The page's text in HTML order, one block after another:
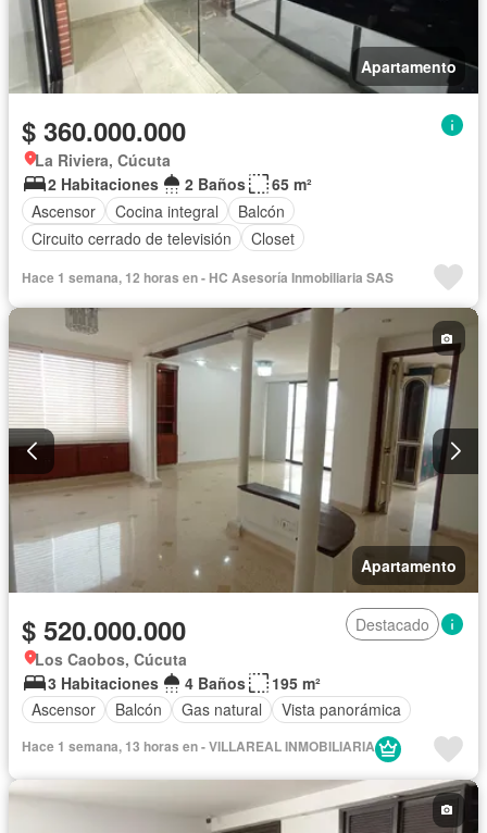
Apartamento
$ 360.000.000
La Riviera, Cúcuta
2 Habitaciones
2 Baños
65 m²
Ascensor
Cocina integral
Balcón
Circuito cerrado de televisión
Closet
Hace 1 semana, 12 horas en - HC Asesoría Inmobiliaria SAS
Apartamento
$ 520.000.000
Destacado
Los Caobos, Cúcuta
3 Habitaciones
4 Baños
195 m²
Ascensor
Balcón Gas natural Vista panorámica
Hace 1 semana, 13 horas en - VILLAREAL INMOBILIARIA